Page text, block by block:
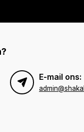
E-mail ons: